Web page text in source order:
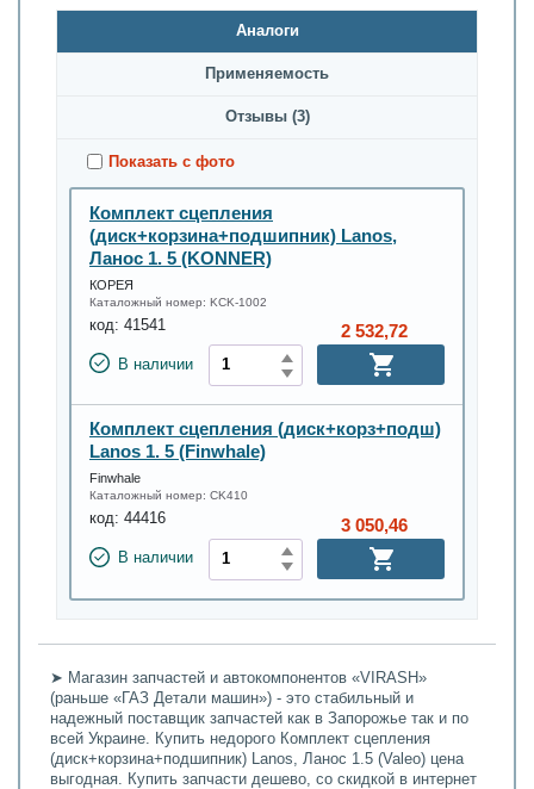
Аналоги
Применяемость
Oтзывы (3)
Показать с фото
Комплект сцепления
(диск+корзина+подшипник) Lanos,
Ланос 1. 5 (KONNER)
КОРЕЯ
Каталожный номер: KCK-1002
код: 41541
В наличии
2 532,72
Комплект сцепления (диск+корз+подш)
Lanos 1. 5 (Finwhale)
Finwhale
Каталожный номер: CK410
код: 44416
В наличии
3 050,46
➤ Магазин запчастей и автокомпонентов «VIRASH»
(раньше «ГАЗ Детали машин») - это стабильный и
надежный поставщик запчастей как в Запорожье так и по
всей Украине. Купить недорого Комплект сцепления
(диск+корзина+подшипник) Lanos, Ланос 1.5 (Valeo) цена
выгодная. Купить запчасти дешево, со скидкой в интернет